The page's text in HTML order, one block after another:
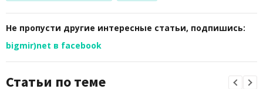
Не пропусти другие интересные статьи, подпишись:
bigmir)net в facebook
Статьи по теме